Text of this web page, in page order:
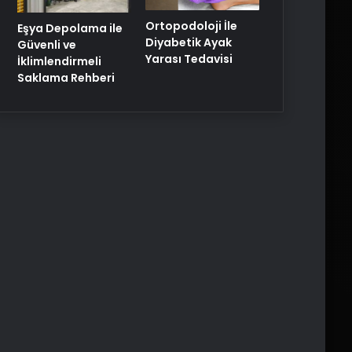
Eşya Depolama ile
Güvenli ve
İklimlendirmeli
Saklama Rehberi
Ortopodoloji İle
Diyabetik Ayak
Yarası Tedavisi